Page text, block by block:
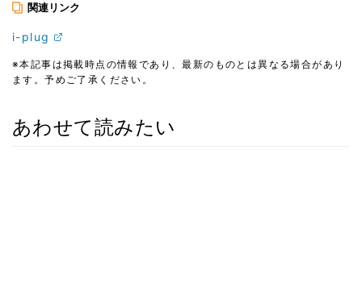
関連リンク
i-plug
※本記事は掲載時点の情報であり、最新のものとは異なる場合があり
ます。予めご了承ください。
あわせて読みたい